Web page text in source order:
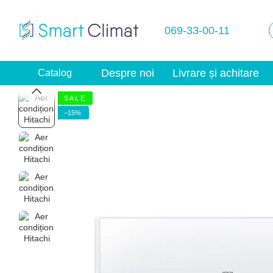
069-33-00-11
Catalog Despre noi Livrare și achitare
S A L E
−15%